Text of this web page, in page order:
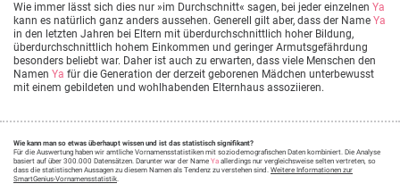
Wie immer lässt sich dies nur »im Durchschnitt« sagen, bei jeder einzelnen Ya
kann es natürlich ganz anders aussehen. Generell gilt aber, dass der Name Ya
in den letzten Jahren bei Eltern mit überdurchschnittlich hoher Bildung,
überdurchschnittlich hohem Einkommen und geringer Armutsgefährdung
besonders beliebt war. Daher ist auch zu erwarten, dass viele Menschen den
Namen Ya für die Generation der derzeit geborenen Mädchen unterbewusst
mit einem gebildeten und wohlhabenden Elternhaus assoziieren.
Wie kann man so etwas überhaupt wissen und ist das statistisch signifikant?
Für die Auswertung haben wir amtliche Vornamensstatistiken mit soziodemografischen Daten kombiniert. Die Analyse
basiert auf über 300.000 Datensätzen. Darunter war der Name Ya allerdings nur vergleichsweise selten vertreten, so
dass die statistischen Aussagen zu diesem Namen als Tendenz zu verstehen sind. Weitere Informationen zur
SmartGenius-Vornamensstatistik.